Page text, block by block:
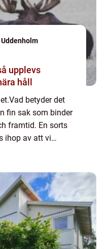
håll
betyder det
fin sak som binder
framtid. En sorts
ihop av att vi